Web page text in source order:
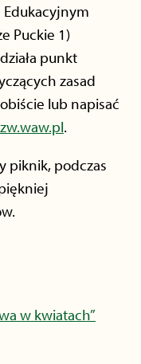
Edukacyjnym
Puckie 1)
punkt
zasad
lub napisać
.
piknik, podczas
w kwiatach”